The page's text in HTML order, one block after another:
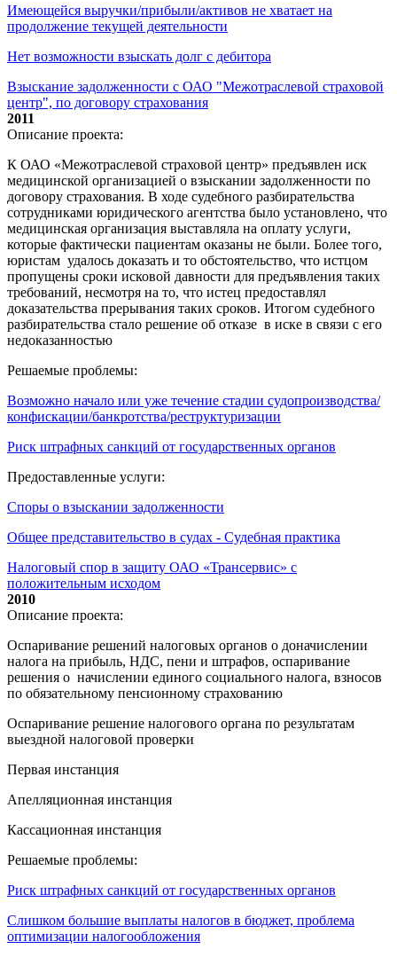
Имеющейся выручки/прибыли/активов не хватает на
продолжение текущей деятельности
Нет возможности взыскать долг с дебитора
Взыскание задолженности с ОАО "Межотраслевой страховой
центр", по договору страхования
2011
Описание проекта:
К ОАО «Межотраслевой страховой центр» предъявлен иск
медицинской организацией о взыскании задолженности по
договору страхования. В ходе судебного разбирательства
сотрудниками юридического агентства было установлено, что
медицинская организация выставляла на оплату услуги,
которые фактически пациентам оказаны не были. Более того,
юристам удалось доказать и то обстоятельство, что истцом
пропущены сроки исковой давности для предъявления таких
требований, несмотря на то, что истец предоставлял
доказательства прерывания таких сроков. Итогом судебного
разбирательства стало решение об отказе в иске в связи с его
недоказанностью
Решаемые проблемы:
Возможно начало или уже течение стадии судопроизводства/
конфискации/банкротства/реструктуризации
Риск штрафных санкций от государственных органов
Предоставленные услуги:
Споры о взыскании задолженности
Общее представительство в судах - Судебная практика
Налоговый спор в защиту ОАО «Трансервис» с
положительным исходом
2010
Описание проекта:
Оспаривание решений налоговых органов о доначислении
налога на прибыль, НДС, пени и штрафов, оспаривание
решения о начислении единого социального налога, взносов
по обязательному пенсионному страхованию
Оспаривание решение налогового органа по результатам
выездной налоговой проверки
Первая инстанция
Апелляционная инстанция
Кассационная инстанция
Решаемые проблемы:
Риск штрафных санкций от государственных органов
Слишком большие выплаты налогов в бюджет, проблема
оптимизации налогообложения